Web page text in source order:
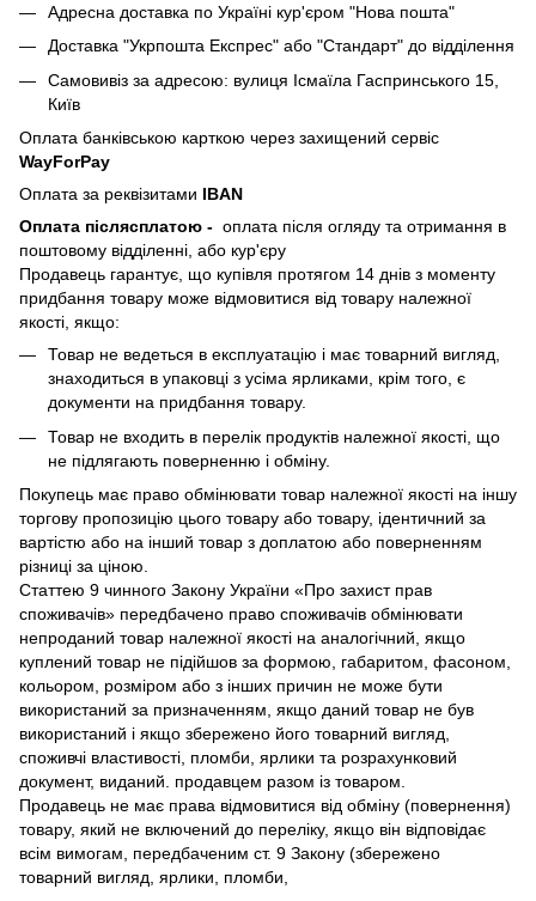
Адресна доставка по Україні кур'єром "Нова пошта"
Доставка "Укрпошта Експрес" або "Стандарт" до відділення
Самовивіз за адресою: вулиця Ісмаїла Гаспринського 15,
Київ
Оплата банківською карткою через захищений сервіс
WayForPay
Оплата за реквізитами IBAN
Оплата післясплатою - оплата після огляду та отримання в
поштовому відділенні, або кур'єру
Продавець гарантує, що купівля протягом 14 днів з моменту
придбання товару може відмовитися від товару належної
якості, якщо:
Товар не ведеться в експлуатацію і має товарний вигляд,
знаходиться в упаковці з усіма ярликами, крім того, є
документи на придбання товару.
Товар не входить в перелік продуктів належної якості, що
не підлягають поверненню і обміну.
Покупець має право обмінювати товар належної якості на іншу
торгову пропозицію цього товару або товару, ідентичний за
вартістю або на інший товар з доплатою або поверненням
різниці за ціною.
Статтею 9 чинного Закону України «Про захист прав
споживачів» передбачено право споживачів обмінювати
непроданий товар належної якості на аналогічний, якщо
куплений товар не підійшов за формою, габаритом, фасоном,
кольором, розміром або з інших причин не може бути
використаний за призначенням, якщо даний товар не був
використаний і якщо збережено його товарний вигляд,
споживчі властивості, пломби, ярлики та розрахунковий
документ, виданий. продавцем разом із товаром.
Продавець не має права відмовитися від обміну (повернення)
товару, який не включений до переліку, якщо він відповідає
всім вимогам, передбаченим ст. 9 Закону (збережено
товарний вигляд, ярлики, пломби,